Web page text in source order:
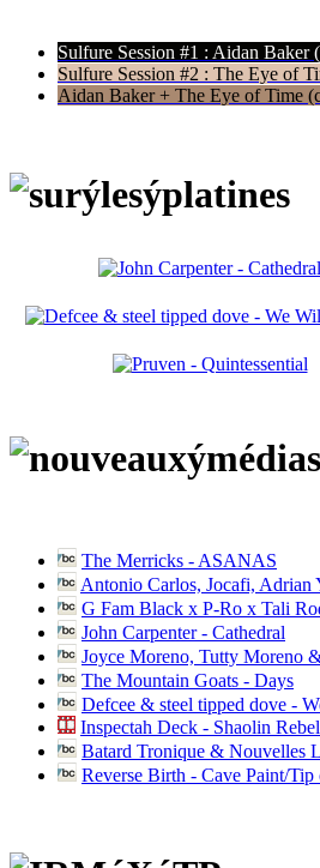
Sulfure Session #1 : Aidan Baker
Sulfure Session #2 : The Eye of
Aidan Baker + The Eye of Time
The Merricks - ASANAS
Antonio Carlos, Jocafi, Adrian
G Fam Black x P-Ro x Tali
John Carpenter - Cathedral
Joyce Moreno, Tutty Moreno
The Mountain Goats - Days
Defcee & steel tipped dove -
Inspectah Deck - Shaolin
Batard Tronique & Nouvelles
Reverse Birth - Cave Paint/Tip